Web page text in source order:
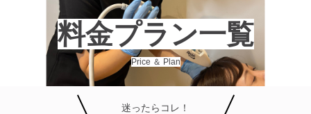
料金プラン一覧
Price ＆ Plan
迷ったらコレ！